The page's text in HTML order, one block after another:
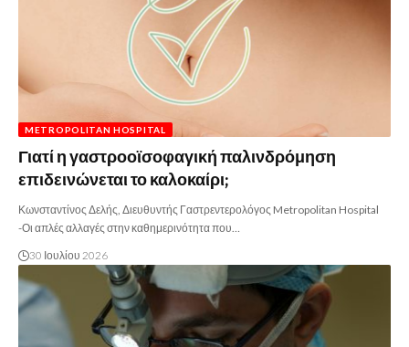
METROPOLITAN HOSPITAL
Γιατί η γαστροοϊσοφαγική παλινδρόμηση
επιδεινώνεται το καλοκαίρι;
Κωνσταντίνος Δελής, Διευθυντής Γαστρεντερολόγος Metropolitan Hospital
-Οι απλές αλλαγές στην καθημερινότητα που…
30 Ιουλίου 2026